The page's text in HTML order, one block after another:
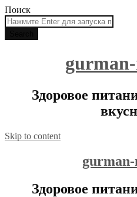
Поиск
Здоровое
Skip to content
Здоровое